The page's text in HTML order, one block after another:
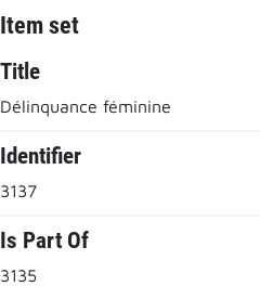
Item set
Title
Délinquance féminine
Identifier
3137
Is Part Of
3135